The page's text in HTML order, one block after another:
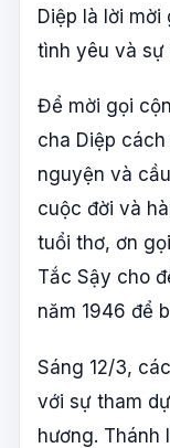
Diệp là lời
tình yêu và sự
Để mời gọi
cha Diệp
nguyện và
cuộc đời và
tuổi thơ, ơn
Tắc Sậy cho
năm 1946 để
Sáng 12/3,
với sự tham
hương. Thánh